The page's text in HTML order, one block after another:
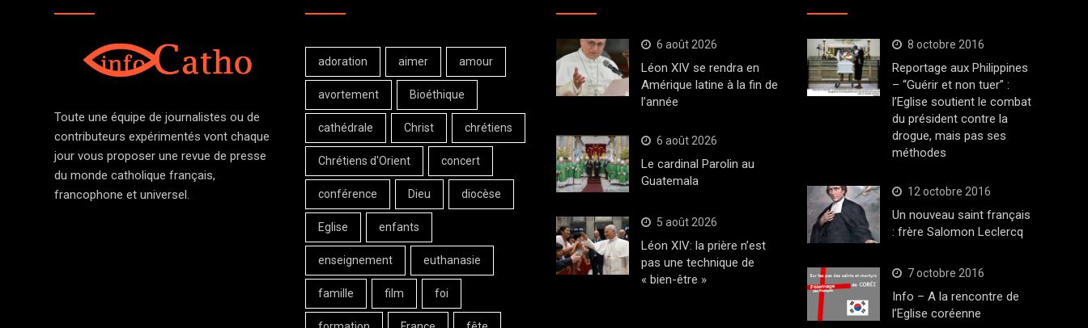
Toute une équipe de journalistes ou de
contributeurs expérimentés vont chaque
jour vous proposer une revue de presse
du monde catholique français,
francophone et universel.
adoration aimer amour
avortement Bioéthique
cathédrale Christ chrétiens
Chrétiens d'Orient concert
conférence Dieu diocèse
Eglise enfants
enseignement euthanasie
famille film foi
6 août 2026
Léon XIV se rendra en
Amérique latine à la fin de
l’année
6 août 2026
Le cardinal Parolin au
Guatemala
5 août 2026
Léon XIV: la prière n’est
pas une technique de
« bien-être »
8 octobre 2016
Reportage aux Philippines
– “Guérir et non tuer” :
l’Eglise soutient le combat
du président contre la
drogue, mais pas ses
méthodes
12 octobre 2016
Un nouveau saint français
: frère Salomon Leclercq
7 octobre 2016
Info – A la rencontre de
l’Eglise coréenne